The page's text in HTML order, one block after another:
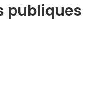
publiques